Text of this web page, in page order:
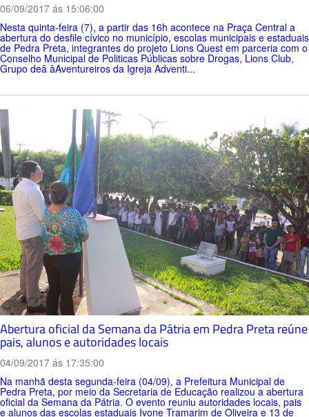
06/09/2017 ás 15:06:00
Nesta quinta-feira (7), a partir das 16h acontece na Praça Central a
abertura do desfile cívico no município, escolas municipais e estaduais
de Pedra Preta, integrantes do projeto Lions Quest em parceria com o
Conselho Municipal de Politicas Públicas sobre Drogas, Lions Club,
Grupo deâ âAventureiros da Igreja Adventi...
Abertura oficial da Semana da Pátria em Pedra Preta reúne
pais, alunos e autoridades locais
04/09/2017 ás 17:35:00
Na manhã desta segunda-feira (04/09), a Prefeitura Municipal de
Pedra Preta, por meio da Secretaria de Educação realizou a abertura
oficial da Semana da Pátria. O evento reuniu autoridades locais, pais
e alunos das escolas estaduais Ivone Tramarim de Oliveira e 13 de